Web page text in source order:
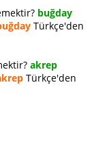
buğday
Türkçe'den
akrep
Türkçe'den